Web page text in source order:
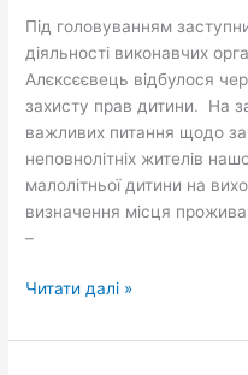
Під головуванням
діяльності виконавчих
Алєксєєвець відбулося
захисту прав дитини. На
важливих питання щодо
неповнолітніх жителів
малолітньої дитини на
визначення місця
–
дитини
Читати далі »